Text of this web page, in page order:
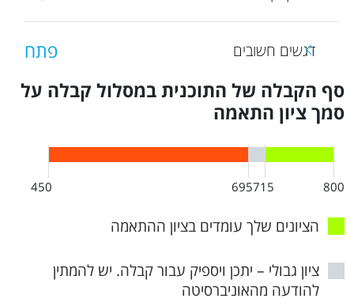
דגשים חשובים
פתח
סף הקבלה של התוכנית במסלול קבלה על
סמך ציון התאמה
800
715
695
450
הציונים שלך עומדים בציון ההתאמה
ציון גבולי – יתכן ויספיק עבור קבלה. יש להמתין
להודעה מהאוניברסיטה